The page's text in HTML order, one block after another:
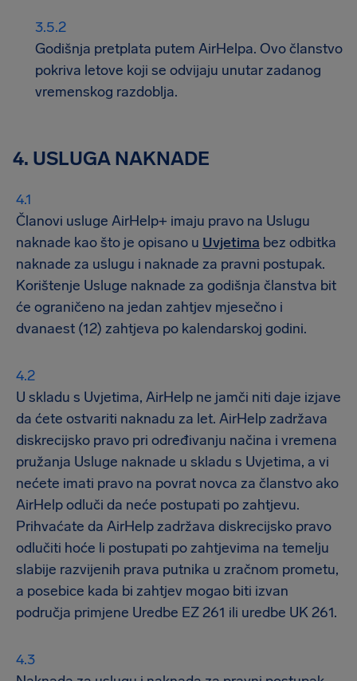
Godišnja pretplata putem AirHelpa. Ovo članstvo
pokriva letove koji se odvijaju unutar zadanog
vremenskog razdoblja.
4. USLUGA NAKNADE
Članovi usluge AirHelp+ imaju pravo na Uslugu
naknade kao što je opisano u Uvjetima bez odbitka
naknade za uslugu i naknade za pravni postupak.
Korištenje Usluge naknade za godišnja članstva bit
će ograničeno na jedan zahtjev mjesečno i
dvanaest (12) zahtjeva po kalendarskoj godini.
U skladu s Uvjetima, AirHelp ne jamči niti daje izjave
da ćete ostvariti naknadu za let. AirHelp zadržava
diskrecijsko pravo pri određivanju načina i vremena
pružanja Usluge naknade u skladu s Uvjetima, a vi
nećete imati pravo na povrat novca za članstvo ako
AirHelp odluči da neće postupati po zahtjevu.
Prihvaćate da AirHelp zadržava diskrecijsko pravo
odlučiti hoće li postupati po zahtjevima na temelju
slabije razvijenih prava putnika u zračnom prometu,
a posebice kada bi zahtjev mogao biti izvan
područja primjene Uredbe EZ 261 ili uredbe UK 261.